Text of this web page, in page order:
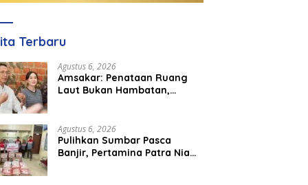
Terbaru
Agustus 6, 2026
Amsakar: Penataan Ruang
Laut Bukan Hambatan,
Agustus 6, 2026
Pulihkan Sumbar Pasca
Banjir, Pertamina Patra Niaga